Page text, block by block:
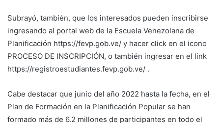
Subrayó, también, que los interesados pueden inscribirse
ingresando al portal web de la Escuela Venezolana de
Planificación https://fevp.gob.ve/ y hacer click en el icono
PROCESO DE INSCRIPCIÓN, o también ingresar en el link
https://registroestudiantes.fevp.gob.ve/ .
Cabe destacar que junio del año 2022 hasta la fecha, en el
Plan de Formación en la Planificación Popular se han
formado más de 6.2 millones de participantes en todo el